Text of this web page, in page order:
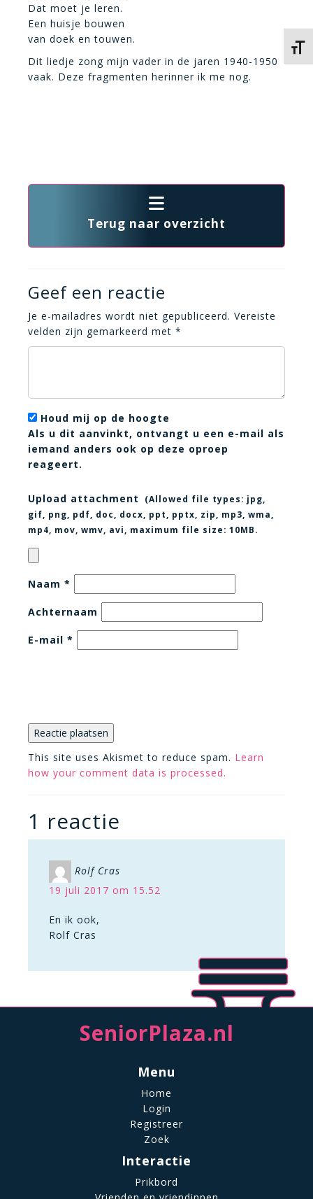
Dat moet je leren.
Een huisje bouwen
van doek en touwen.
Dit liedje zong mijn vader in de jaren 1940-1950
vaak. Deze fragmenten herinner ik me nog.
Terug naar overzicht
Geef een reactie
Je e-mailadres wordt niet gepubliceerd. Vereiste
velden zijn gemarkeerd met *
Houd mij op de hoogte
Als u dit aanvinkt, ontvangt u een e-mail als
iemand anders ook op deze oproep
reageert.
Upload attachment (Allowed file types: jpg,
gif, png, pdf, doc, docx, ppt, pptx, zip, mp3, wma,
mp4, mov, wmv, avi
, maximum file size: 10MB.
Naam *
Achternaam
E-mail *
This site uses Akismet to reduce spam. Learn
how your comment data is processed.
1 reactie
Rolf Cras
19 juli 2017 om 15.52
En ik ook,
Rolf Cras
SeniorPlaza.nl
Menu
Home
Login
Registreer
Zoek
Interactie
Prikbord